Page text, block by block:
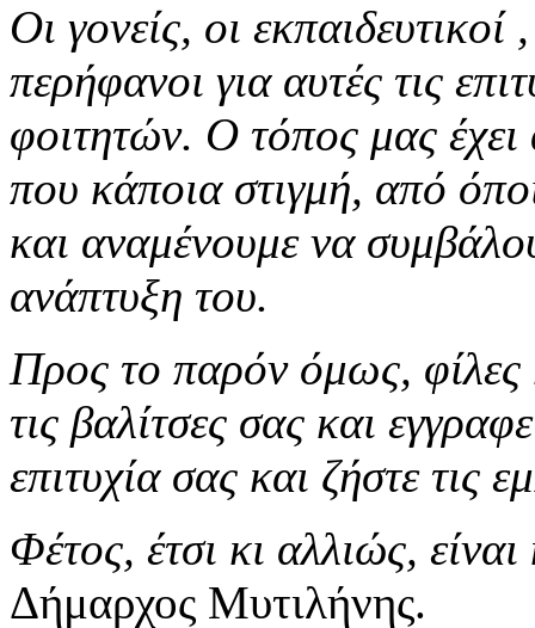
Οι γονείς, οι
περήφανοι για αυτές τις
φοιτητών. Ο τόπος μας
που κάποια στιγμή, από
και αναμένουμε να
ανάπτυξη του.
Προς το παρόν όμως, φίλες
τις βαλίτσες σας και
επιτυχία σας και ζήστε τις
Φέτος, έτσι κι αλλιώς,
Δήμαρχος Μυτιλήνης.